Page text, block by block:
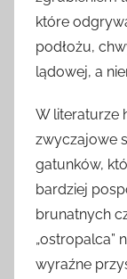
które
podłożu,
lądowej, a
W literaturze
zwyczajowe
gatunków,
bardziej
brunatnych
„ostropalca”
wyraźne